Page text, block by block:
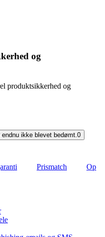
og
produktsikkerhed og
endnu ikke blevet bedømt.0
Prismatch
Op